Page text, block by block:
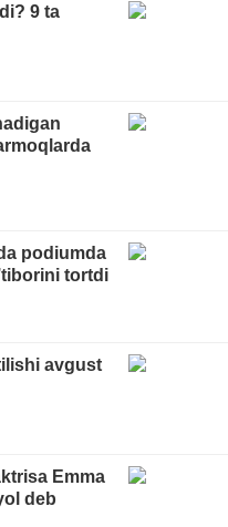
9 ta
podiumda
tortdi
avgust
Emma
deb